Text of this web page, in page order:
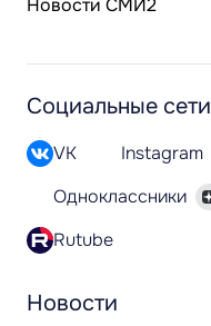
Новости СМИ2
Новости
Социальные сети
VK Instagram
Одноклассники
Rutube